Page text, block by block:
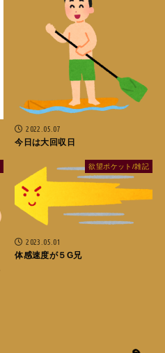
2022.05.07
今日は大回収日
欲望ポケット/雑記
2023.05.01
体感速度が５G兄